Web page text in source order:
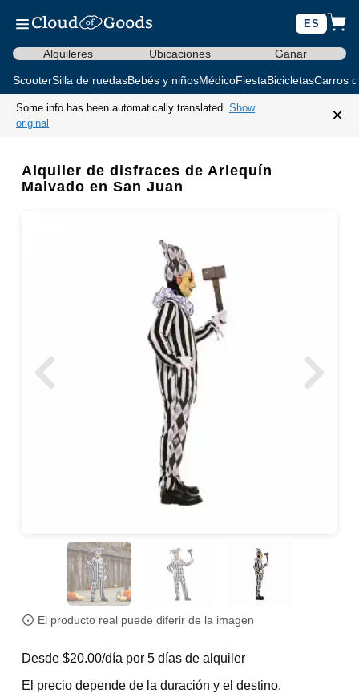
ES
Alquileres Ubicaciones Ganar
ScooterSilla de ruedasBebés y niñosMédicoFiestaBicicletasCarros
Some info has been automatically translated. Show
original
×
Alquiler de disfraces de Arlequín
Malvado en San Juan
El producto real puede diferir de la imagen
Desde $20.00/día por 5 días de alquiler
El precio depende de la duración y el destino.